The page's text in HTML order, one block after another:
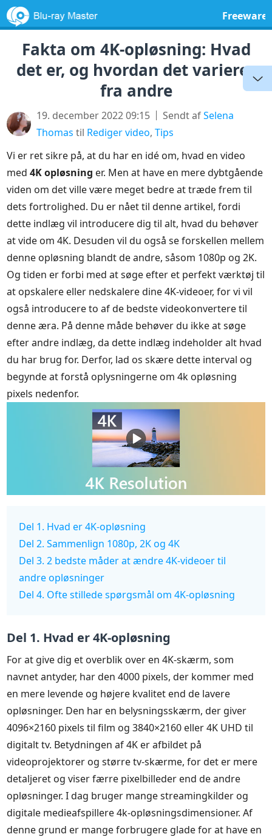
Freeware
Fakta om 4K-opløsning: Hvad
det er, og hvordan det varierer
fra andre
19. december 2022 09:15 Sendt afSelena
Thomas til Rediger video,Tips
Vi er ret sikre på, at du har en idé om, hvad en video
med4K opløsning er. Men at have en mere dybtgående
viden om det ville være meget bedre at træde frem til
dets fortrolighed. Du er nået til denne artikel, fordi
dette indlæg vil introducere dig til alt, hvad du behøver
at vide om 4K. Desuden vil du også se forskellen mellem
denne opløsning blandt de andre, såsom 1080p og 2K.
Og tiden er forbi med at søge efter et perfekt værktøj til
at opskalere eller nedskalere dine 4K-videoer, for vi vil
også introducere to af de bedste videokonvertere til
denne æra. På denne måde behøver du ikke at søge
efter andre indlæg, da dette indlæg indeholder alt hvad
du har brug for. Derfor, lad os skære dette interval og
begynde at forstå oplysningerne om 4k opløsning
pixels nedenfor.
Del 1. Hvad er 4K-opløsning
Del 2. Sammenlign 1080p, 2K og 4K
Del 3. 2 bedste måder at ændre 4K-videoer til
andre opløsninger
Del 4. Ofte stillede spørgsmål om 4K-opløsning
Del 1. Hvad er 4K-opløsning
For at give dig et overblik over en 4K-skærm, som
navnet antyder, har den 4000 pixels, der kommer med
en mere levende og højere kvalitet end de lavere
opløsninger. Den har en belysningsskærm, der giver
4096×2160 pixels til film og 3840×2160 eller 4K UHD til
digitalt tv. Betydningen af 4K er afbildet på
videoprojektorer og større tv-skærme, for det er mere
detaljeret og viser færre pixelbilleder end de andre
opløsninger. I dag bruger mange streamingkilder og
digitale medieafspillere 4k-opløsningsdimensioner. Af
denne grund er mange forbrugere glade for at have en